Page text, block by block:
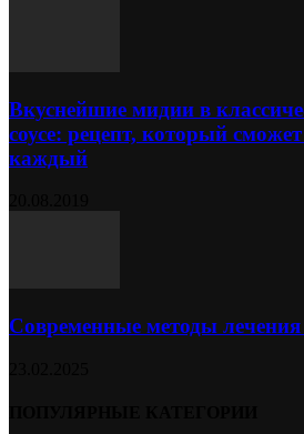
Вкуснейшие мидии в
соусе: рецепт, который
каждый
Современные методы